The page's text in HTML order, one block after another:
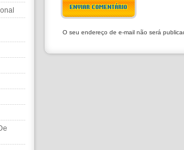
ENVIAR COMENTÁRIO
O seu endereço de e-mail não será